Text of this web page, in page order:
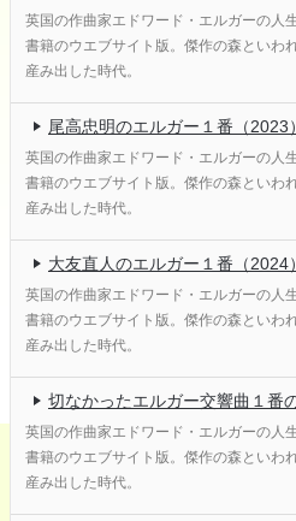
英国の作曲家エドワード・エルガーの人
書籍のウエブサイト版。傑作の森といわ
産み出した時代。
尾高忠明のエルガー１番（2023）
英国の作曲家エドワード・エルガーの人
書籍のウエブサイト版。傑作の森といわ
産み出した時代。
大友直人のエルガー１番（2024）
英国の作曲家エドワード・エルガーの人
書籍のウエブサイト版。傑作の森といわ
産み出した時代。
切なかったエルガー交響曲１番
英国の作曲家エドワード・エルガーの人
書籍のウエブサイト版。傑作の森といわ
産み出した時代。